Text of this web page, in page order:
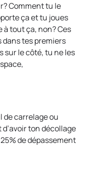
Comment tu le
ça et tu joues
à tout ça, non? Ces
tes premiers
sur le côté, tu ne les
de carrelage ou
ton décollage
de dépassement